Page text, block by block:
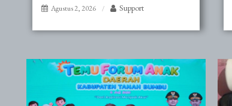
Agustus 2, 2026
Support